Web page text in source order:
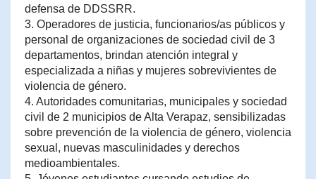
defensa de DDSSRR.
3. Operadores de justicia, funcionarios/as públicos y
personal de organizaciones de sociedad civil de 3
departamentos, brindan atención integral y
especializada a niñas y mujeres sobrevivientes de
violencia de género.
4. Autoridades comunitarias, municipales y sociedad
civil de 2 municipios de Alta Verapaz, sensibilizadas
sobre prevención de la violencia de género, violencia
sexual, nuevas masculinidades y derechos
medioambientales.